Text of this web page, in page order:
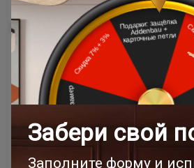
- 15% скидка Новинка
Межкомнатная дверь
Tivoli / Тиволи А-2
Диамант серый
-